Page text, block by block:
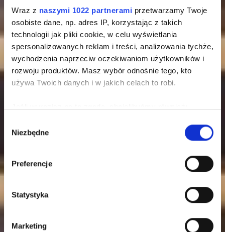
Wraz z naszymi 1022 partnerami przetwarzamy Twoje
osobiste dane, np. adres IP, korzystając z takich
technologii jak pliki cookie, w celu wyświetlania
spersonalizowanych reklam i treści, analizowania tychże,
wychodzenia naprzeciw oczekiwaniom użytkowników i
rozwoju produktów. Masz wybór odnośnie tego, kto
używa Twoich danych i w jakich celach to robi.
geograficznej z dokładnością nawet do kilku metrów
charakteryzującego je zbiory danych (fingerprinting,
czyli wirtualny odcisk palca)
dane są przetwarzane oraz ustaw własne preferencje w
zmienić lub wycofać swoją zgodę w dowolnej chwili.
zgody
Niezbędne
Preferencje
Statystyka
Marketing